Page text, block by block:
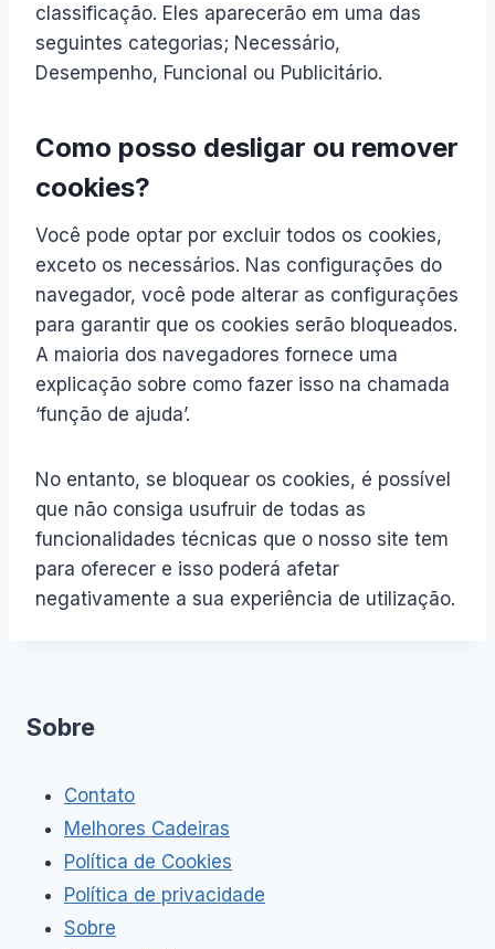
classificação. Eles aparecerão em uma das
seguintes categorias; Necessário,
Desempenho, Funcional ou Publicitário.
Como posso desligar ou remover
cookies?
Você pode optar por excluir todos os cookies,
exceto os necessários. Nas configurações do
navegador, você pode alterar as configurações
para garantir que os cookies serão bloqueados.
A maioria dos navegadores fornece uma
explicação sobre como fazer isso na chamada
‘função de ajuda’.
No entanto, se bloquear os cookies, é possível
que não consiga usufruir de todas as
funcionalidades técnicas que o nosso site tem
para oferecer e isso poderá afetar
negativamente a sua experiência de utilização.
Sobre
Contato
Melhores Cadeiras
Política de Cookies
Política de privacidade
Sobre